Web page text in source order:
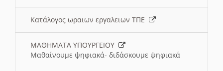
Κατάλογος ωραιων εργαλειων ΤΠΕ
ΜΑΘΗΜΑΤΑ ΥΠΟΥΡΓΕΙΟΥ
Μαθαίνουμε ψηφιακά- διδάσκουμε ψηφιακά